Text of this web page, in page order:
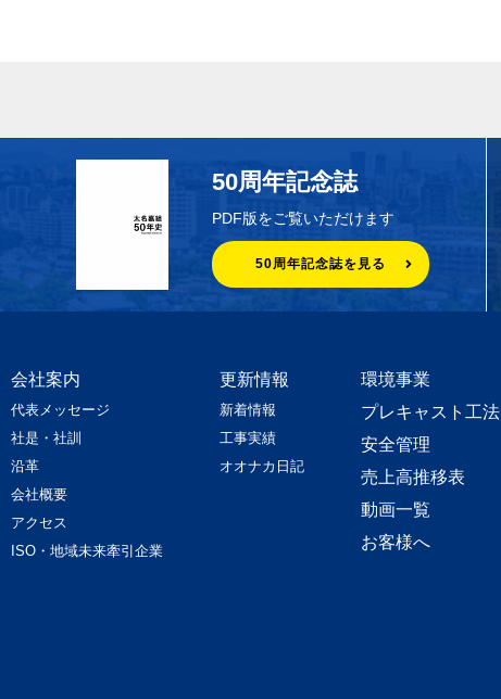
50周年記念誌
PDF版をご覧いただけます
50周年記念誌を見る
会社案内
代表メッセージ
社是・社訓
沿革
会社概要
アクセス
ISO・地域未来牽引企業
更新情報
新着情報
工事実績
オオナカ日記
環境事業
プレキャスト工法
安全管理
売上高推移表
動画一覧
お客様へ